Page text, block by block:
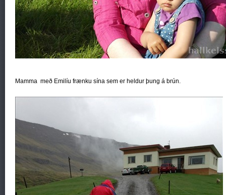
Mamma með Emilíu frænku sína sem er heldur þung á brún.